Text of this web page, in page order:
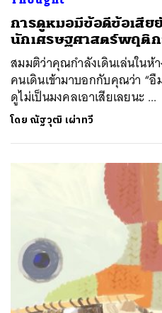
การดูหมอมีข้อดีข้อเสีย
นักเศรษฐศาสตร์พฤติก
สมมติว่าคุณกำลังเดินเล่นในห้
คนเดินเข้ามาบอกกับคุณว่า “
ดูไม่เป็นมงคลเอาเสียเลยนะ ...
โดย ณัฐวุฒิ เผ่าทวี